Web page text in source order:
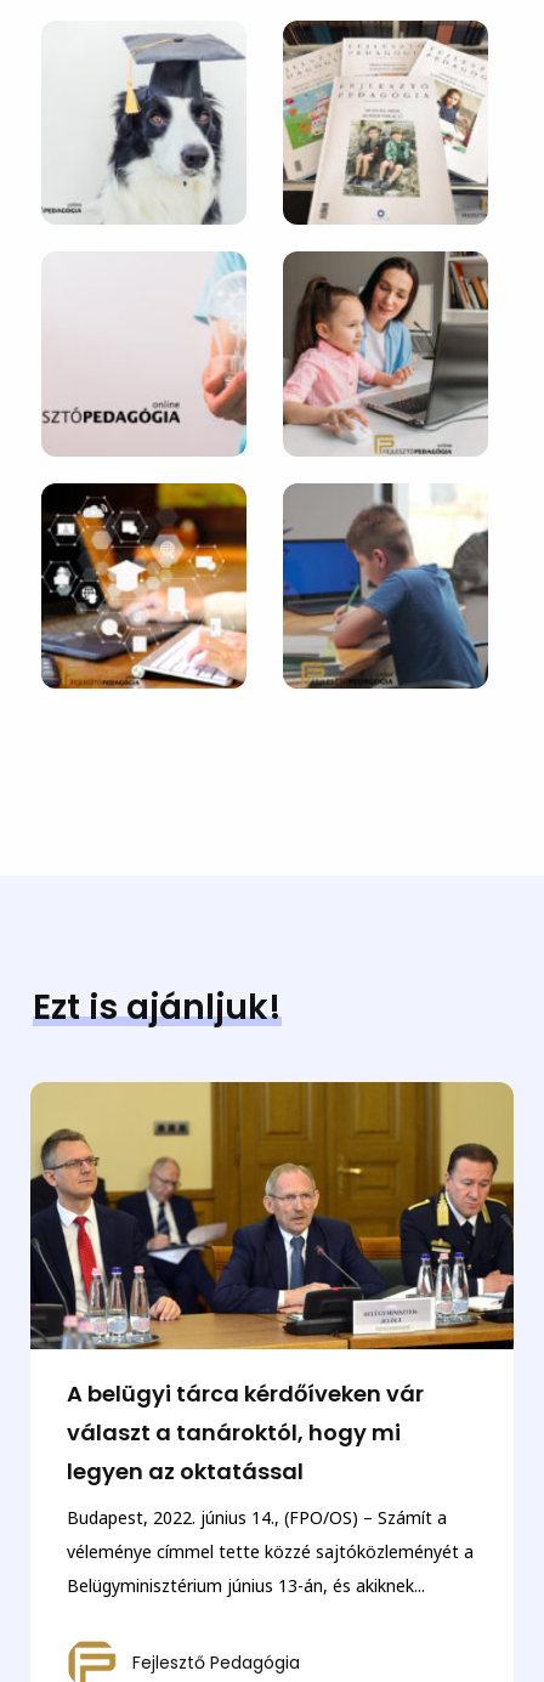
Ezt is ajánljuk!
A belügyi tárca kérdőíveken vár
választ a tanároktól, hogy mi
legyen az oktatással
Budapest, 2022. június 14., (FPO/OS) – Számít a
véleménye címmel tette közzé sajtóközleményét a
Belügyminisztérium június 13-án, és akiknek...
Fejlesztő Pedagógia